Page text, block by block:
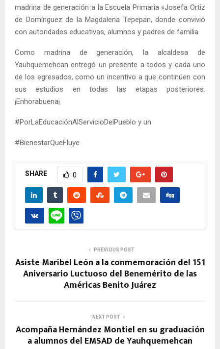
madrina de generación a la Escuela Primaria «Josefa Ortiz
de Domínguez de la Magdalena Tepepan, donde convivió
con autoridades educativas, alumnos y padres de familia
Como madrina de generación, la alcaldesa de
Yauhquemehcan entregó un presente a todos y cada uno
de los egresados, como un incentivo a que continúen con
sus estudios en todas las etapas posteriores.
¡Enhorabuena¡
#PorLaEducaciónAlServicioDelPueblo y un
#BienestarQueFluye
SHARE 0
PREVIOUS POST
Asiste Maribel León a la conmemoración del 151
Aniversario Luctuoso del Benemérito de las
Américas Benito Juárez
NEXT POST
Acompaña Hernández Montiel en su graduación
a alumnos del EMSAD de Yauhquemehcan